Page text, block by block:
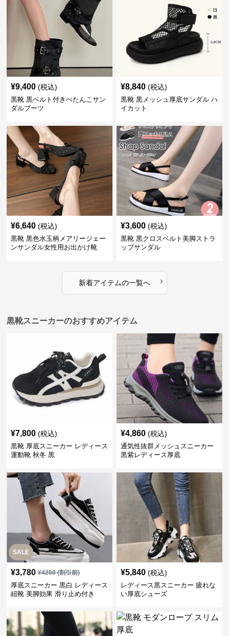
¥9,400 (税込)
黒靴 黒ベルト付きぺたんこサン
ダルブーツ
¥8,840 (税込)
黒靴 黒メッシュ厚底サンダル ハ
イカット
¥6,640 (税込)
黒靴 黒色水玉柄メアリージェー
ンサンダル女性用お出かけ靴
¥3,600 (税込)
黒靴 黒クロスベルト美脚ストラ
ップサンダル
新着アイテムの一覧へ ›
黒靴スニーカーのおすすめアイテム
¥7,800 (税込)
黒靴 厚底スニーカー レディース
運動靴 秋冬 黒
¥4,860 (税込)
通気性抜群メッシュスニーカー
黒紫レディース厚底
SALE
¥3,780 ¥4200(割引前)
厚底スニーカー 黒白 レディース
紐靴 美脚効果 滑り止め付き
¥5,840 (税込)
レディース黒スニーカー 疲れな
い厚底シューズ